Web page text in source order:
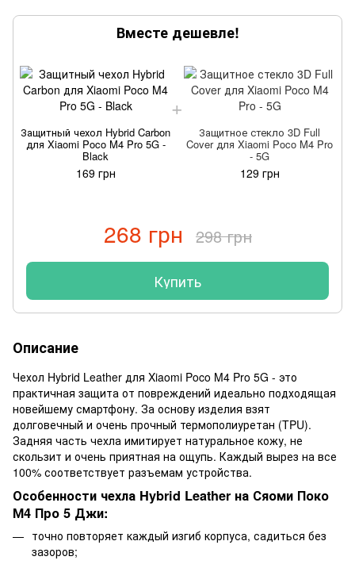
Вместе дешевле!
Защитный чехол Hybrid Carbon
для Xiaomi Poco M4 Pro 5G -
Black
169 грн
Защитное стекло 3D Full
Cover для Xiaomi Poco M4 Pro
- 5G
129 грн
268 грн 298 грн
Купить
Описание
Чехол Hybrid Leather для Xiaomi Poco M4 Pro 5G - это
практичная защита от повреждений идеально подходящая
новейшему смартфону. За основу изделия взят
долговечный и очень прочный термополиуретан (TPU).
Задняя часть чехла имитирует натуральное кожу, не
скользит и очень приятная на ощупь. Каждый вырез на все
100% соответствует разъемам устройства.
Особенности чехла Hybrid Leather на Сяоми Поко
М4 Про 5 Джи:
точно повторяет каждый изгиб корпуса, садиться без
зазоров;